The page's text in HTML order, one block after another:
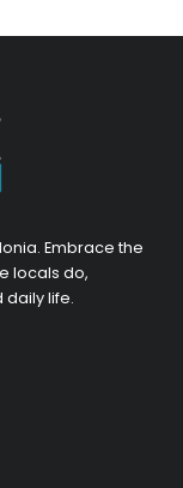
Embrace the
locals do,
daily life.